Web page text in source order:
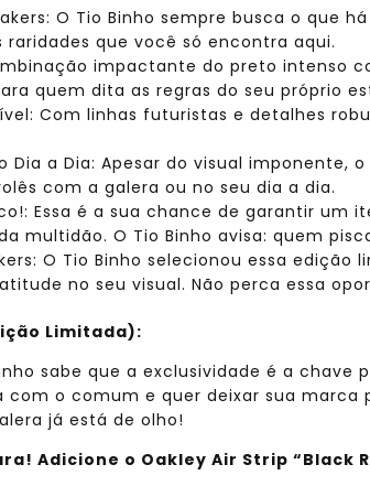
O Tio Binho sempre busca o que
raridades que você só encontra aqui.
impactante do preto intenso
quem dita as regras do seu próprio
Com linhas futuristas e detalhes
Dia a Dia: Apesar do visual
com a galera ou no seu dia a dia.
Essa é a sua chance de garantir
multidão. O Tio Binho avisa: quem
O Tio Binho selecionou essa edição
no seu visual. Não perca essa
Limitada):
sabe que a exclusividade é a chave
o comum e quer deixar sua
já está de olho!
Adicione o Oakley Air Strip “Black